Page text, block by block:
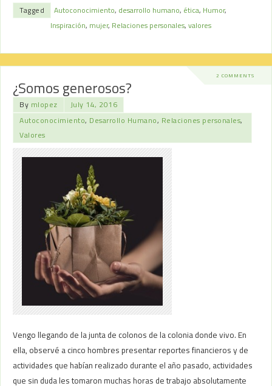
Tagged Autoconocimiento, desarrollo humano, ética, Humor,
Inspiración, mujer, Relaciones personales,valores
2 COMMENTS
¿Somos generosos?
By mlopez
July 14, 2016
Autoconocimiento, Desarrollo Humano, Relaciones personales,
Valores
Vengo llegando de la junta de colonos de la colonia donde vivo. En
ella, observé a cinco hombres presentar reportes financieros y de
actividades que habían realizado durante el año pasado, actividades
que sin duda les tomaron muchas horas de trabajo absolutamente